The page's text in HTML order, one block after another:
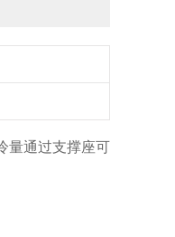
量通过支撑座可